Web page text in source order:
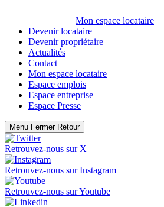
Mon espace locataire
Devenir locataire
Devenir propriétaire
Actualités
Contact
Mon espace locataire
Espace emplois
Espace entreprise
Espace Presse
Menu Fermer Retour
Retrouvez-nous sur X
Retrouvez-nous surInstagram
Retrouvez-nous surYoutube